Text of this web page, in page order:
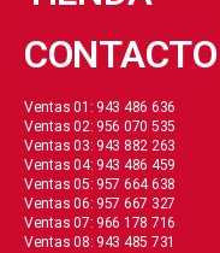
CONTACTO
Ventas 01: 943 486 636
Ventas 02: 956 070 535
Ventas 03: 943 882 263
Ventas 04: 943 486 459
Ventas 05: 957 664 638
Ventas 06: 957 667 327
Ventas 07: 966 178 716
Ventas 08: 943 485 731